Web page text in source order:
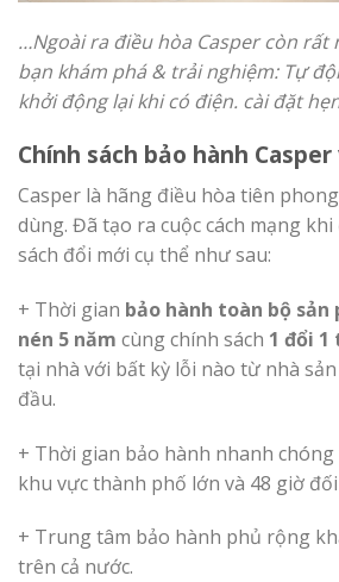
…Ngoài ra điều hòa Casper còn rất
bạn khám phá & trải nghiệm: Tự
khởi động lại khi có điện. cài đặt
Chính sách bảo hành
Casper là hãng điều hòa tiên
dùng. Đã tạo ra cuộc cách mạng
sách đổi mới cụ thể như sau:
+ Thời gian bảo hành toàn bộ sản
nén 5 năm cùng chính sách 1 đổi 1
tại nhà với bất kỳ lỗi nào từ nhà
đầu.
+ Thời gian bảo hành nhanh
khu vực thành phố lớn và 48 giờ
+ Trung tâm bảo hành phủ rộng
trên cả nước.